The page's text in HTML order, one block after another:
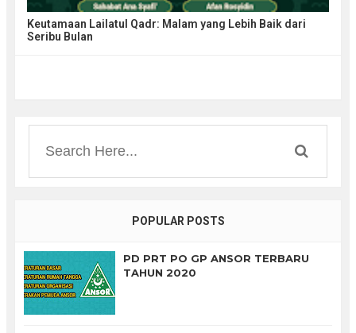
Keutamaan Lailatul Qadr: Malam yang Lebih Baik dari
Seribu Bulan
POPULAR POSTS
PD PRT PO GP ANSOR TERBARU
TAHUN 2020